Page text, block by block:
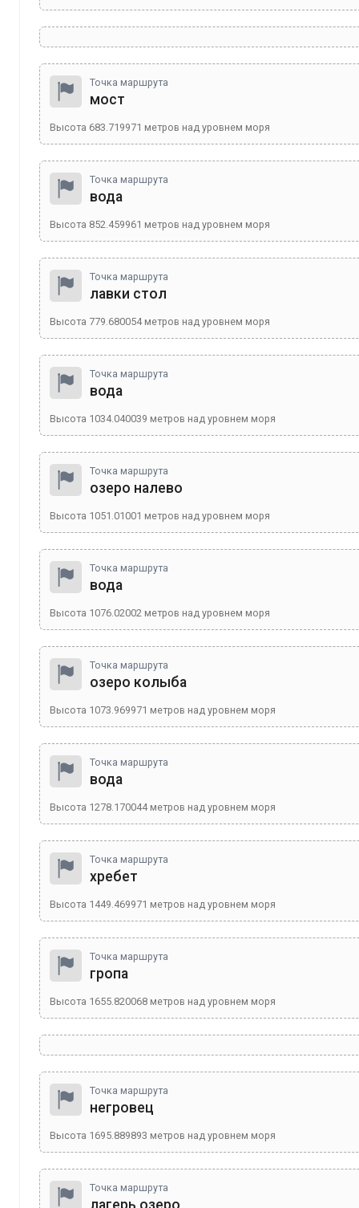
Точка маршрута
мост
Высота 683.719971 метров над уровнем моря
Точка маршрута
вода
Высота 852.459961 метров над уровнем моря
Точка маршрута
лавки стол
Высота 779.680054метров над уровнем моря
Точка маршрута
вода
Высота 1034.040039 метров над уровнем моря
Точка маршрута
озеро налево
Высота 1051.01001 метров над уровнем моря
Точка маршрута
вода
Высота 1076.02002 метров над уровнем моря
Точка маршрута
озеро колыба
Высота 1073.969971 метров над уровнем моря
Точка маршрута
вода
Высота 1278.170044метров над уровнем моря
Точка маршрута
хребет
Высота 1449.469971 метров над уровнем моря
Точка маршрута
гропа
Высота 1655.820068 метров над уровнем моря
Точка маршрута
негровец
Высота 1695.889893 метров над уровнем моря
Точка маршрута
лагерь озеро